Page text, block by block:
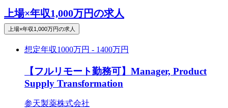
上場×年収1,000万円の求人
上場×年収1,000万円の求人
想定年収1000万円 - 1400万円
【フルリモート勤務可】Manager, Product
Supply Transformation
参天製薬株式会社